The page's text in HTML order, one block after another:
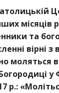
та
вірні
моляться
у
р.: